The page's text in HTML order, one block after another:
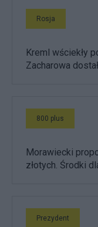
Rosja
Kreml wściekły
Zacharowa
800 plus
Morawiecki
złotych. Środki
Prezydent